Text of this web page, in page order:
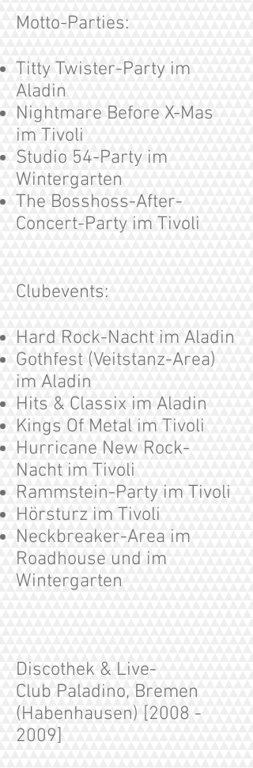
Motto-Parties:
Titty Twister-Party im
Aladin
Nightmare Before X-Mas
im Tivoli
Studio 54-Party im
Wintergarten
The Bosshoss-After-
Concert-Party im Tivoli
Clubevents:
Hard Rock-Nacht im Aladin
Gothfest (Veitstanz-Area)
im Aladin
Hits & Classix im Aladin
Kings Of Metal im Tivoli
Hurricane New Rock-
Nacht im Tivoli
Rammstein-Party im Tivoli
Hörsturz im Tivoli
Neckbreaker-Area im
Roadhouse und im
Wintergarten
Discothek & Live-
Club Paladino, Bremen
(Habenhausen) [2008 -
2009]